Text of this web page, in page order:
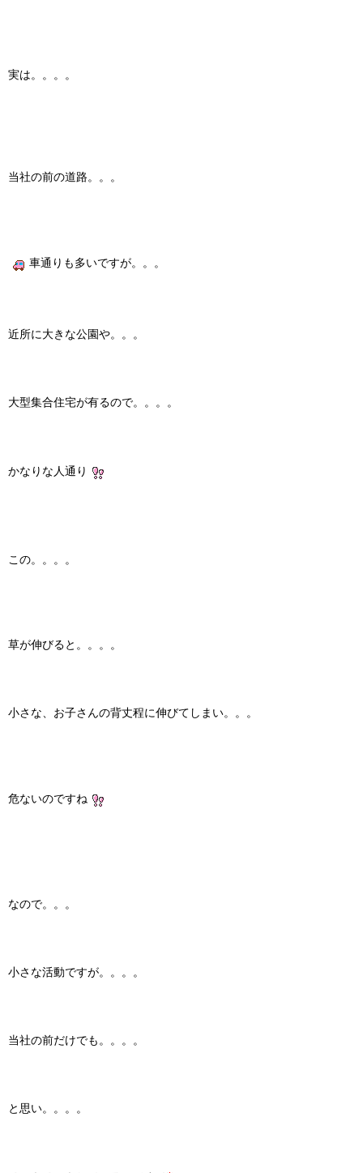
実は。。。。
当社の前の道路。。。
車通りも多いですが。。。
近所に大きな公園や。。。
大型集合住宅が有るので。。。。
かなりな人通り
この。。。。
草が伸びると。。。。
小さな、お子さんの背丈程に伸びてしまい。。。
危ないのですね
なので。。。
小さな活動ですが。。。。
当社の前だけでも。。。。
と思い。。。。